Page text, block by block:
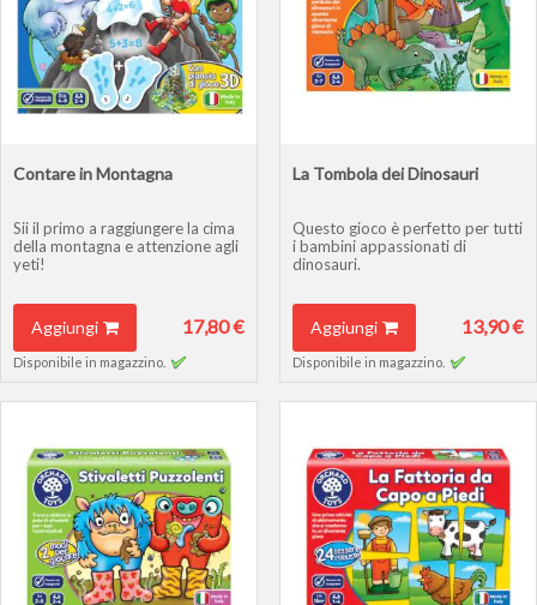
Contare in Montagna
Sii il primo a raggiungere la cima
della montagna e attenzione agli
yeti!
Aggiungi 17,80 €
Disponibile in magazzino.
La Tombola dei Dinosauri
Questo gioco è perfetto per tutti
i bambini appassionati di
dinosauri.
Aggiungi 13,90 €
Disponibile in magazzino.